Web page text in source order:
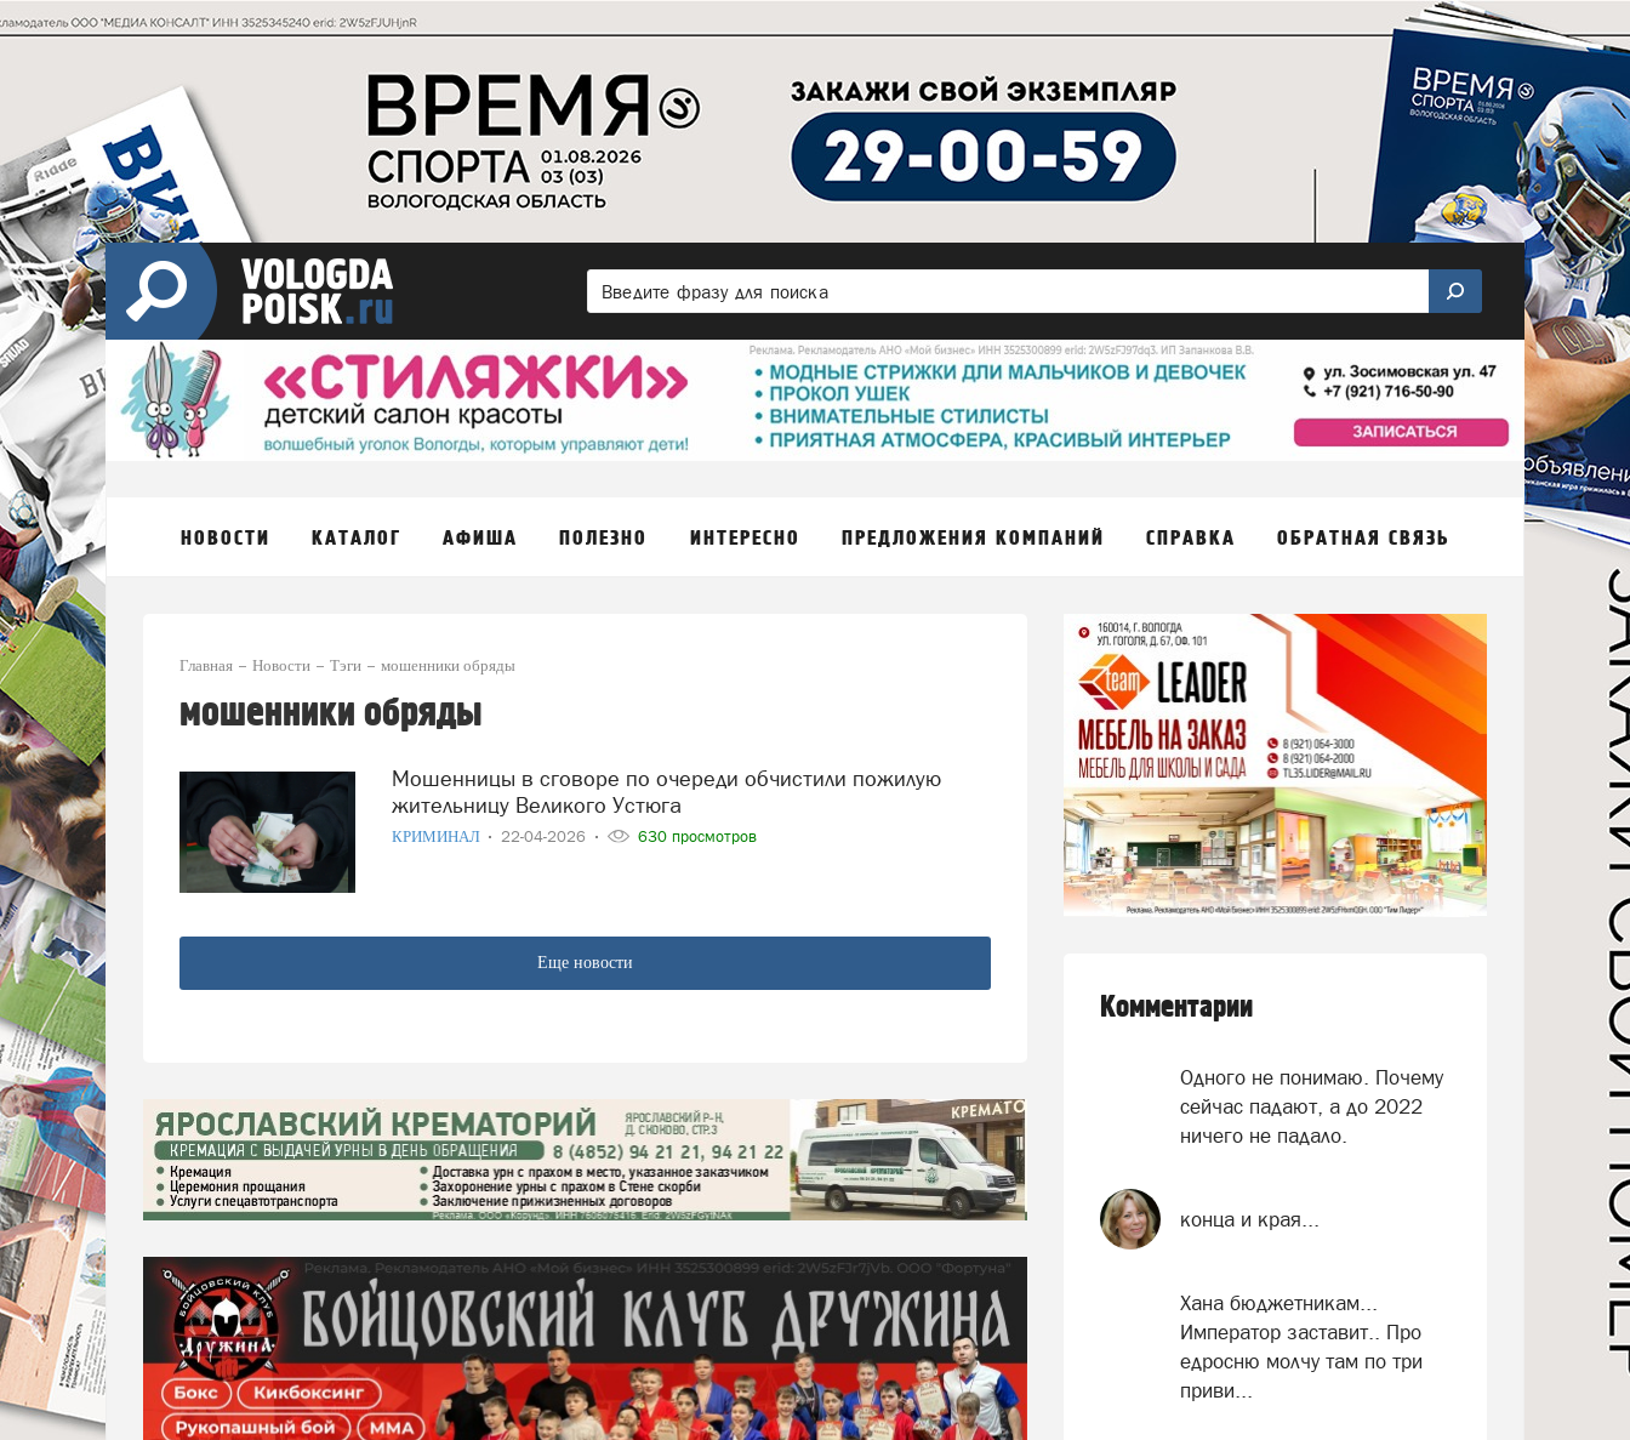
НОВОСТИ КАТАЛОГ АФИША ПОЛЕЗНО ИНТЕРЕСНО ПРЕДЛОЖЕНИЯ КОМПАНИЙ СПРАВКА ОБРАТНАЯ СВЯЗЬ
Главная Новости Тэги мошенники обряды
мошенники обряды
Мошенницы в сговоре по очереди обчистили пожилую
жительницу Великого Устюга
КРИМИНАЛ 22-04-2026 630 просмотров
Еще новости
Комментарии
Одного не понимаю. Почему
сейчас падают, а до 2022
ничего не падало.
конца и края...
Хана бюджетникам...
Император заставит.. Про
едросню молчу там по три
приви...